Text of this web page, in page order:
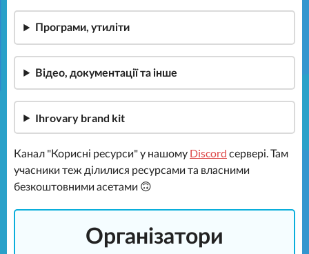
Програми, утиліти
Відео, документації та інше
Ihrovary brand kit
Канал "Корисні ресурси" у нашому Discord сервері. Там
учасники теж ділилися ресурсами та власними
безкоштовними асетами 🙃
Організатори